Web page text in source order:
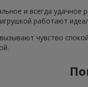
и всегда
работают
чувство